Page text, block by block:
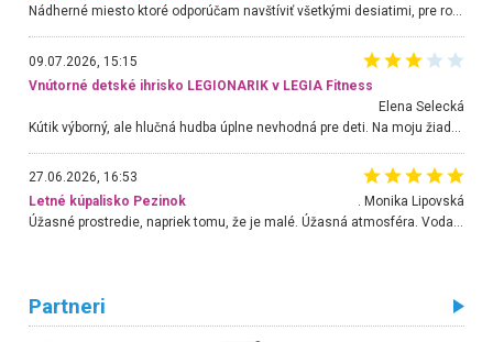
Nádherné miesto ktoré odporúčam navštíviť všetkými desiatimi, pre rodiny s deťmi, dôchodcom... Proste a jednoducho ozaj rozprávkový les.. určite ešte prídeme. Odniesli sme si na pamiatku krásne tričká,
09.07.2026, 15:15
Vnútorné detské ihrisko LEGIONARIK v LEGIA Fitness
Elena Selecká
27.06.2026, 16:53
Letné kúpalisko Pezinok
. Monika Lipovská
Úžasné prostredie, napriek tomu, že je malé. Úžasná atmosféra. Voda fantastická a nádherná. Ľudí je pomerne veľa, ale su mili a ohľaduplní. Je veľmi zaujímavé sledovať, ako dokážu spolu športovať cudzí ľudia a bez ohľadu na vek. Vládne tu pohoda. Vnuka neviem dostať z vody. Ďakujem za krásny deň . Urcite sa sem vrátim. Jediný problém je s parkovaním, ale aj ten sa mi podarilo vyriešiť. Monika Bratislava
Partneri